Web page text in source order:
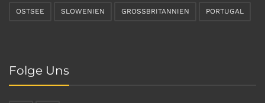
OSTSEE SLOWENIEN GROSSBRITANNIEN PORTUGAL
Folge Uns